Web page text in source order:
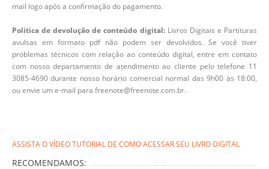
mail logo após a confirmação do pagamento.
Política de devolução de conteúdo digital:Livros Digitais e Partituras
avulsas em formato pdf não podem ser devolvidos. Se você tiver
problemas técnicos com relação ao conteúdo digital, entre em contato
com nosso departamento de atendimento ao cliente pelo telefone 11
3085-4690 durante nosso horário comercial normal das 9h00 às 18:00,
ou envie um e-mail para freenote@freenote.com.br.
ASSISTA O VÍDEO TUTORIAL DE COMO ACESSAR SEU LIVRO DIGITAL
RECOMENDAMOS: